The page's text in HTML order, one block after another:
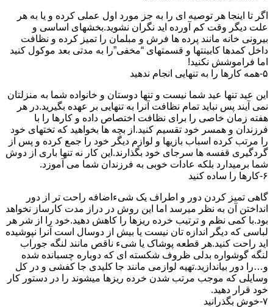
اگر تا اینجا هر توصیه ای را به جز مورد اول عملی کرده و یا به هر
علت دیگر وقت کم آورده اید نگران نشوید.بخشهای اساسی و
بیرونی خانه مانند پرده ها فرش و مبلمان را تمیز کرده و نظافت
داخل کمدها کابینتها و قسمتهای “مخفی”را به مدتی بعد موکول کنید
اما فراموشش نکنید!
۵-همه کارها را به تنهایی انجام ندهید
این عید تنها عید شما نیست و تنها دوستان و خانواده شما به منزلتان
نمی آیند پس نباید تمام نظافت آنرا به تنهایی بر عهده بگیرید.در هر
هفته زمان خاصی را برای نظافت اختصاص داده و کارها را با
فرزندان و همسر خود تقسیم کنید.از بچه ها بخواهید که تختهای خود
را مرتب کرده اسباب بازیها و لوازم دیگر خود را جمع کرده و پس از
گردگیری قفسه ها سرجای خود بگذارند.این کار نه تنها باری از دوش
شما برمیدارد بلکه عادات خوبی به فرزندان شما می آموزد.
۶-کارها را ساده کنید
گاهی تمیز کردن دور و اطراف یک شیءاضافه راحت تر از دور
انداختن آن به نظر میرسد اما این روش در دراز مدت کارساز نخواهد
بود.با کمی نظم و ترتیب خرده ریزها را کاهش دهید.خود را از شر هر
لباسی که دیگر اندازه تان نیست یا بیش از دوسال است آنرا نپوشیده
اید راحت کنید.هر قطعه پوشاک یا شیء ناقص مانند لنگه جوراب
لنگه گوشواره بدلی ظروف شکسته ای که دوباره چسبانده شده
و…را دور بیاندازید.تهیه لوازمی مانند جا کلیدی جا کفشی و در کل
وسایلی که موجب مرتب شدن خرده ریزها میشوند را در دستور کار
خود قرار دهید.
۷-خوش بگذرانید